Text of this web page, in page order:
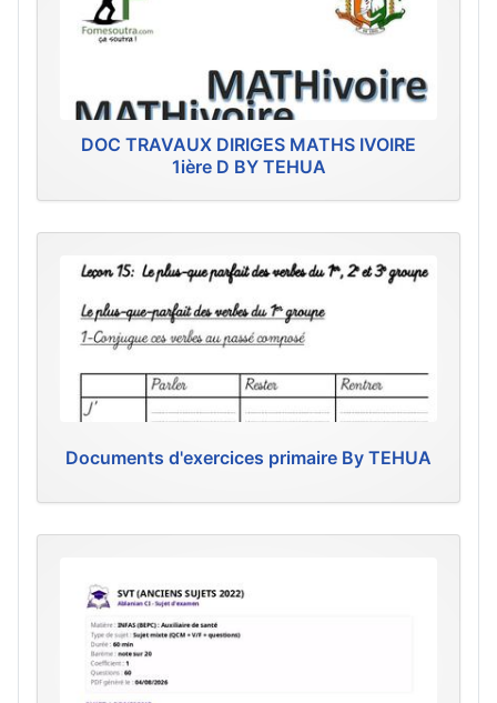
DOC TRAVAUX DIRIGES MATHS IVOIRE
1ière D BY TEHUA
Documents d'exercices primaire By TEHUA